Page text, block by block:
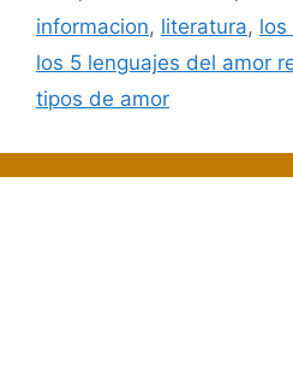
informacion, literatura, los
los 5 lenguajes del amor
tipos de amor